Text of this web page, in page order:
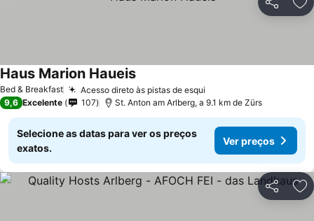
Partilhar
Bed & Breakfast Acesso direto às pistas de esqui
Haus Marion Haueis
9,6 Excelente 107 St. Anton am Arlberg, a 9.1 km de Zürs
Selecione as datas para ver os preços
exatos.
Ver preços
Partilhar